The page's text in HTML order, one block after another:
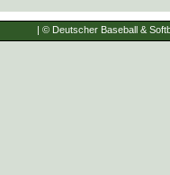
| © Deutscher Baseball &